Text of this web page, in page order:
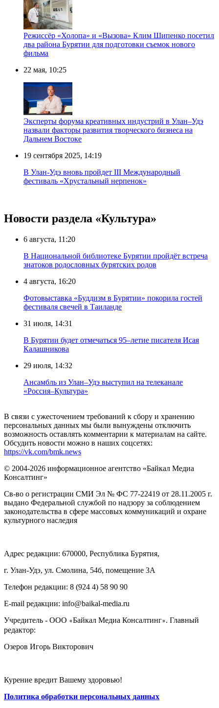
Режиссёр «Холопа» и «Вызова» Клим Шипенко посетил
два района Бурятии для подготовки съемок нового
фильма
22 мая, 10:25
Эксперты форума креативных индустрий в Улан–Удэ
назвали факторы развития творческого бизнеса на
Дальнем Востоке
19 сентября 2025, 14:19
В Улан-Удэ вновь пройдет III Международный
фестиваль «Хрустальный нерпенок»
Новости раздела «Культура»
6 августа, 11:20
В Национальной библиотеке Бурятии пройдёт встреча
знатоков родословных бурятских родов
4 августа, 16:20
Фотовыставка «Буддизм в Бурятии» покорила гостей
фестиваля свечей в Таиланде
31 июля, 14:31
В Бурятии будет отмечаться 95–летие писателя Исая
Калашникова
29 июля, 14:32
Ансамбль из Улан–Удэ выступил на телеканале
«Россия–Культура»
В связи с ужесточением требований к сбору и хранению
персональных данных мы были вынуждены отключить
возможность оставлять комментарии к материалам на сайте.
Обсудить новости можно в наших соцсетях:
https://vk.com/bmk.news
© 2004-2026 информационное агентство «Байкал Медиа
Консалтинг»
Св-во о регистрации СМИ Эл № ФС 77-22419 от 28.11.2005 г.
выдано Федеральной службой по надзору за соблюдением
законодательства в сфере массовых коммуникаций и охране
культурного наследия
Адрес редакции: 670000, Республика Бурятия,
г. Улан-Удэ, ул. Смолина, 54б, помещение 3А
Телефон редакции: ‎‎8 (924 4) 58 90 90
E-mail редакции: info@baikal-media.ru
Учредитель - ООО «Байкал Медиа Консалтинг». Главный
редактор:
Озеров Игорь Викторович
Курение вредит Вашему здоровью!
Политика обработки персональных данных